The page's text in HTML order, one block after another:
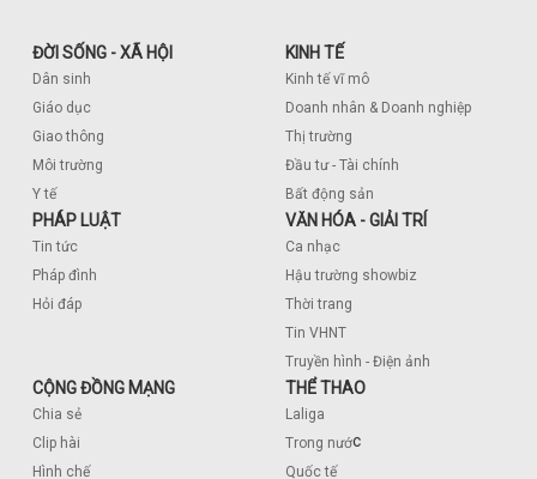
ĐỜI SỐNG - XÃ HỘI
Dân sinh
Giáo dục
Giao thông
Môi trường
Y tế
KINH TẾ
Kinh tế vĩ mô
Doanh nhân & Doanh nghiệp
Thị trường
Đầu tư - Tài chính
Bất động sản
PHÁP LUẬT
Tin tức
Pháp đình
Hỏi đáp
VĂN HÓA - GIẢI TRÍ
Ca nhạc
Hậu trường showbiz
Thời trang
Tin VHNT
Truyền hình - Điện ảnh
CỘNG ĐỒNG MẠNG
Chia sẻ
Clip hài
Hình chế
THỂ THAO
Laliga
Trong nước
Quốc tế